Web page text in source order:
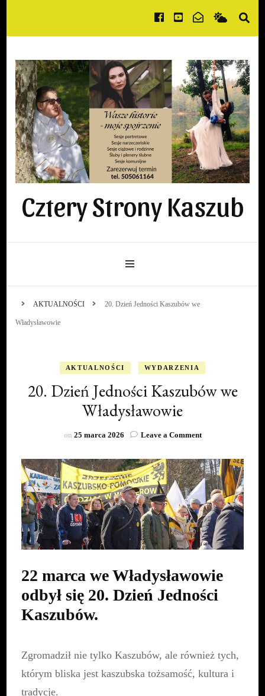
Cztery Strony Kaszub
AKTUALNOŚCI 20. Dzień Jedności Kaszubów we
Władysławowie
AKTUALNOŚCI WYDARZENIA
20. Dzień Jedności Kaszubów we
Władysławowie
on 25 marca 2026 Leave a Commenton
Dzień
Jedności
Kaszubów
we
Władysławowie
22 marca we Władysławowie
odbył się 20. Dzień Jedności
Kaszubów.
Zgromadził nie tylko Kaszubów, ale również tych,
którym bliska jest kaszubska tożsamość, kultura i
tradycje.